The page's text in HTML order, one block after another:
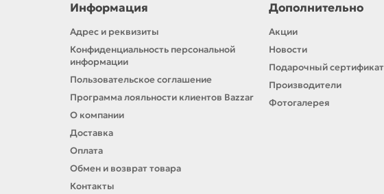
Информация
Адрес и реквизиты
Конфиденциальность персональной
информации
Пользовательское соглашение
Программа лояльности клиентов Bazzar
О компании
Доставка
Оплата
Обмен и возврат товара
Контакты
Дополнительно
Акции
Новости
Подарочный сертификат
Производители
Фотогалерея